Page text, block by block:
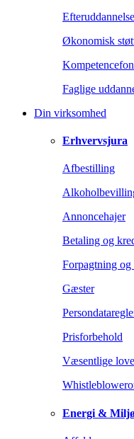
Efteruddannelse
Økonomisk
Faglige
Din virksomhed
Erhvervsjura
Afbestilling
Annoncehajer
Betaling og
Forpagtning og
Gæster
Prisforbehold
Væsentlige
Energi &